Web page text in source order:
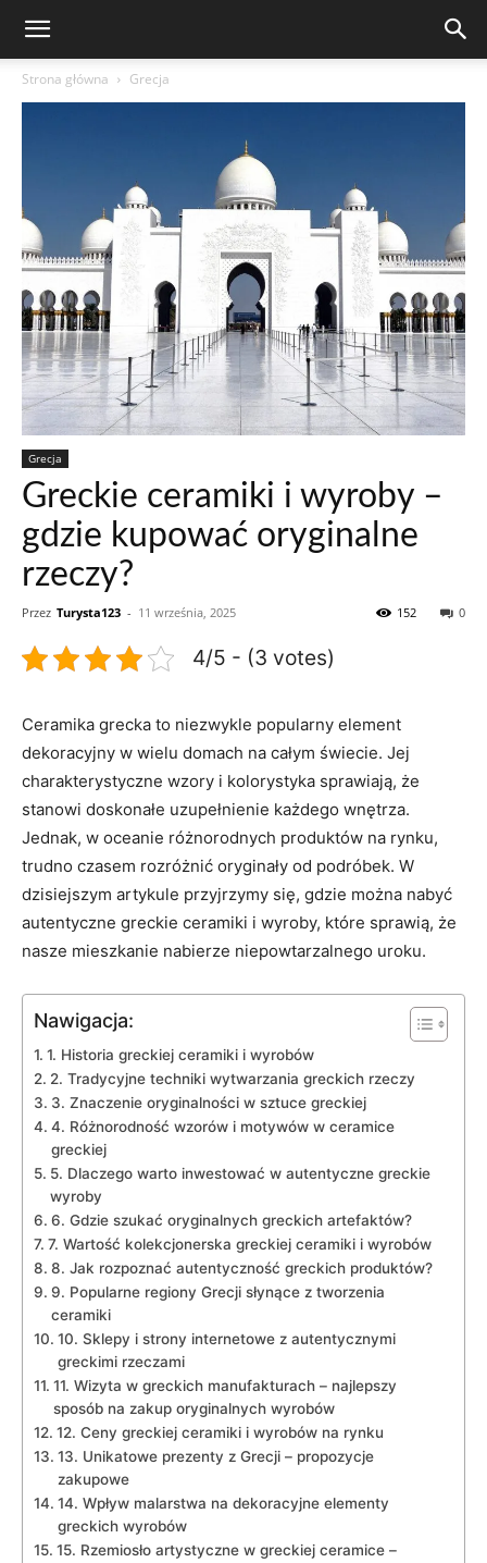
Strona główna Grecja
Grecja
Greckie ceramiki i wyroby –
gdzie kupować oryginalne
rzeczy?
Przez Turysta123 - 11 września, 2025 0
152
4/5 - (3 votes)
Ceramika ⁤grecka to niezwykle popularny element
dekoracyjny w wielu⁢ domach na całym świecie.⁣ Jej
charakterystyczne wzory i kolorystyka sprawiają,‍ że
stanowi doskonałe uzupełnienie każdego wnętrza.
Jednak, w oceanie różnorodnych ⁤produktów na rynku,
trudno czasem ‌rozróżnić ⁣oryginały ⁢od​ podróbek. W
dzisiejszym artykule przyjrzymy się, gdzie można⁢ nabyć
autentyczne ​greckie⁣ ceramiki‍ i ⁢wyroby, które sprawią, że
nasze‌ mieszkanie nabierze​ niepowtarzalnego uroku.
Nawigacja:
1. ⁢Historia greckiej ceramiki i ⁢wyrobów
2. Tradycyjne techniki wytwarzania‌ greckich⁤ rzeczy
3. ⁣Znaczenie‍ oryginalności w sztuce greckiej
4. Różnorodność wzorów i ‌motywów w ceramice
greckiej
5. Dlaczego​ warto inwestować w autentyczne​ greckie
wyroby
6. Gdzie szukać oryginalnych ⁣greckich artefaktów?
7. Wartość ⁤kolekcjonerska greckiej ceramiki i ​wyrobów
8. ​Jak ⁣rozpoznać autentyczność greckich ‌produktów?
9. ⁢Popularne regiony Grecji ⁤słynące z ⁢tworzenia⁢
ceramiki
10. Sklepy i strony internetowe z autentycznymi
greckimi rzeczami
11. Wizyta w greckich ‍manufakturach – najlepszy‌
sposób ⁤na ‍zakup oryginalnych wyrobów
12. Ceny greckiej ceramiki‍ i‌ wyrobów na rynku
13. Unikatowe prezenty z ⁤Grecji – propozycje
zakupowe
14. Wpływ malarstwa na dekoracyjne​ elementy​
greckich wyrobów
15.‌ Rzemiosło artystyczne w greckiej ceramice –